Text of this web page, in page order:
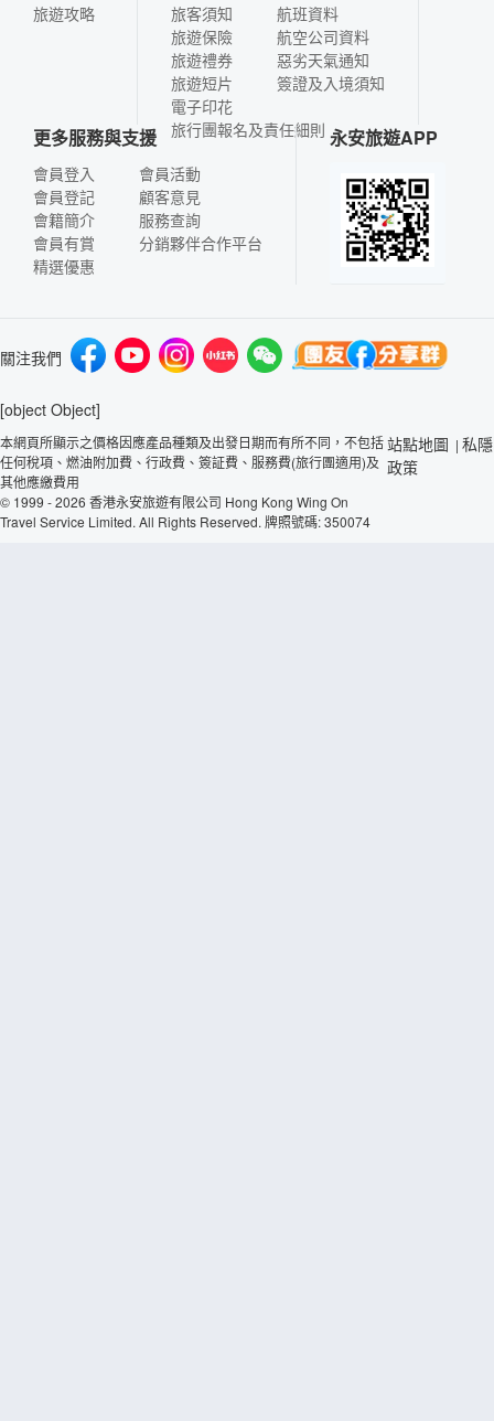
旅遊攻略
旅客須知
旅遊保險
旅遊禮券
旅遊短片
電子印花
航班資料
航空公司資料
惡劣天氣通知
簽證及入境須知
旅行團報名及責任細則
更多服務與支援
會員登入
會員登記
會籍簡介
會員有賞
精選優惠
會員活動
顧客意見
服務查詢
分銷夥伴合作平台
永安旅遊APP
關注我們
[object Object]
本網頁所顯示之價格因應產品種類及出發日期而有所不同，不包括
任何稅項、燃油附加費、行政費、簽証費、服務費(旅行團適用)及
其他應繳費用
© 1999 - 2026 香港永安旅遊有限公司 Hong Kong Wing On
Travel Service Limited. All Rights Reserved. 牌照號碼: 350074
站點地圖 | 私隱
政策